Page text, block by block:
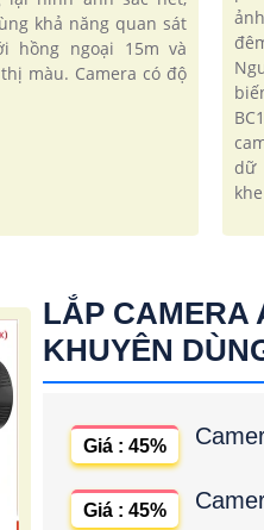
khả năng quan sát
hồng ngoại 15m và
màu. Camera có độ
dữ
LẮP CAMERA
KHUYÊN
Giá : 45%
Giá : 45%